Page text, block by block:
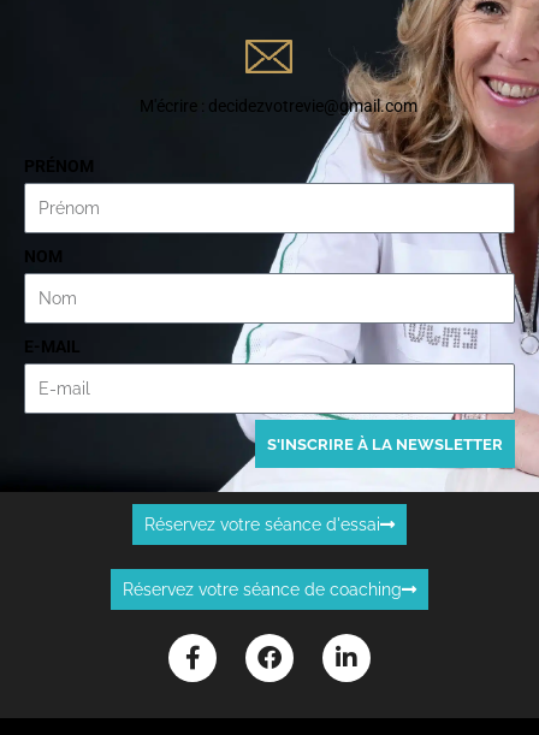
M'écrire : decidezvotrevie@gmail.com
PRÉNOM
NOM
E-MAIL
S'INSCRIRE À LA NEWSLETTER
Réservez votre séance d'essai
Réservez votre séance de coaching
a
c
b
a
c
b
i
n
e